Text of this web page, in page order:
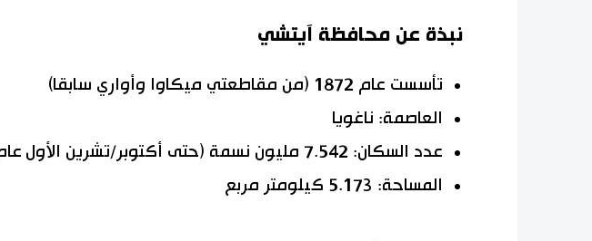
نبذة عن محافظة آيتشي
تأسست عام 1872 (من مقاطعتي ميكاوا وأواري سابقا)
العاصمة: ناغويا
عدد السكان: 7.542 مليون نسمة (حتى أكتوبر/تشرين الأول عام 2020)
المساحة: 5.173 كيلومتر مربع